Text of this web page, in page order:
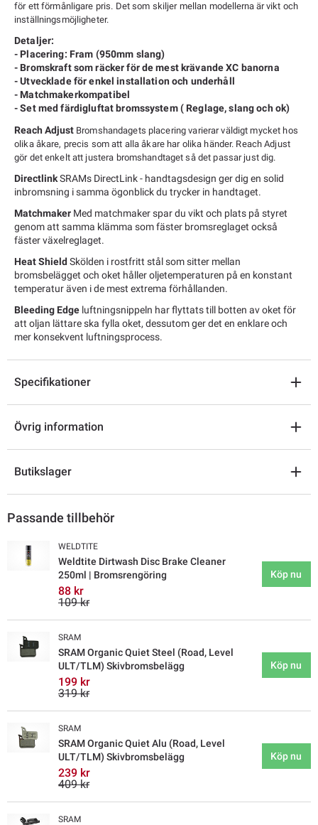
för ett förmånligare pris. Det som skiljer mellan modellernaär vikt och
inställningsmöjligheter.
Detaljer:
- Placering: Fram (950mm slang)
- Bromskraft som räcker för de mest krävande XC banorna
- Utvecklade för enkel installation och underhåll
- Matchmakerkompatibel
- Set med färdigluftat bromssystem ( Reglage, slang och ok)
Reach Adjust Bromshandagets placering varierar väldigt mycket hos
olika åkare, precis som att alla åkare har olika händer. Reach Adjust
gör det enkelt att justera bromshandtaget så det passar just dig.
DirectlinkSRAMs DirectLink - handtagsdesign ger dig en solid
inbromsning i samma ögonblick du trycker in handtaget.
Matchmaker Med matchmaker spar du vikt och plats på styret
genom att samma klämma som fäster bromsreglaget också
fäster växelreglaget.
Heat Shield Skölden i rostfritt stål som sitter mellan
bromsbelägget och oket håller oljetemperaturen på en konstant
temperatur även i de mest extrema förhållanden.
Bleeding Edge luftningsnippeln har flyttats till botten av oket för
att oljan lättare ska fylla oket, dessutom ger det en enklare och
mer konsekvent luftningsprocess.
Specifikationer
Övrig information
Butikslager
Passande tillbehör
WELDTITE
Weldtite Dirtwash Disc Brake Cleaner
250ml | Bromsrengöring
88 kr
109 kr
Köp nu
SRAM
SRAM Organic Quiet Steel (Road, Level
ULT/TLM) Skivbromsbelägg
199 kr
319 kr
Köp nu
SRAM
SRAM Organic Quiet Alu (Road, Level
ULT/TLM) Skivbromsbelägg
239 kr
409 kr
Köp nu
SRAM